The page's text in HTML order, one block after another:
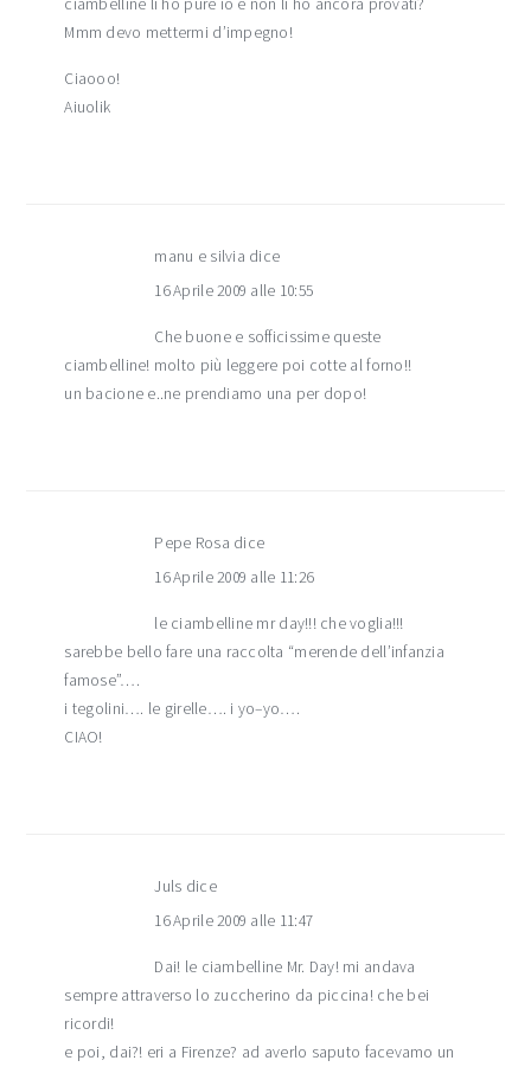
ciambelline li ho pure io e non li ho ancora provati?
Mmm devo mettermi d’impegno!
Ciaooo!
Aiuolik
manu e silvia dice
16 Aprile 2009 alle 10:55
Che buone e sofficissime queste
ciambelline! molto più leggere poi cotte al forno!!
un bacione e..ne prendiamo una per dopo!
Pepe Rosa dice
16 Aprile 2009 alle 11:26
le ciambelline mr day!!! che voglia!!!
sarebbe bello fare una raccolta “merende dell’infanzia
famose”….
i tegolini…. le girelle…. i yo–yo….
CIAO!
Juls dice
16 Aprile 2009 alle 11:47
Dai! le ciambelline Mr. Day! mi andava
sempre attraverso lo zuccherino da piccina! che bei
ricordi!
e poi, dai?! eri a Firenze? ad averlo saputo facevamo un